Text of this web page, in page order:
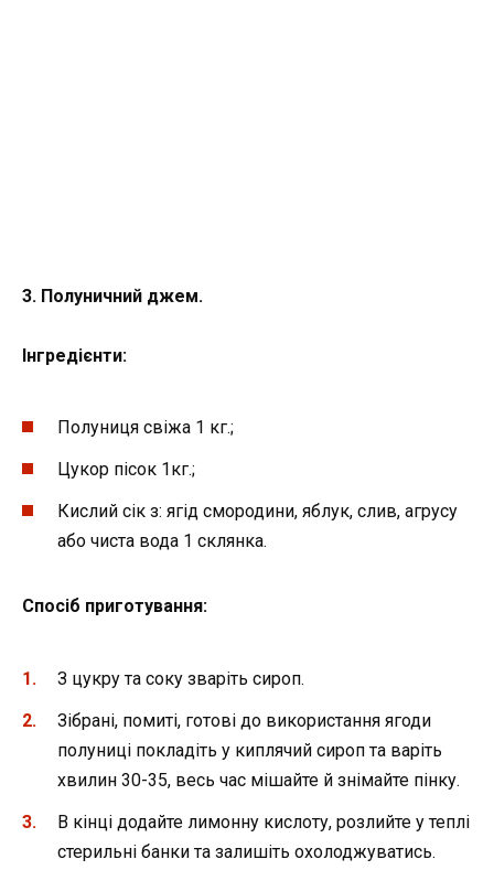
3. Полуничний джем.
Інгредієнти:
Полуниця свіжа 1 кг.;
Цукор пісок 1кг.;
Кислий сік з: ягід смородини, яблук, слив, агрусу
або чиста вода 1 склянка.
Спосіб приготування:
З цукру та соку зваріть сироп.
Зібрані, помиті, готові до використання ягоди
полуниці покладіть у киплячий сироп та варіть
хвилин 30-35, весь час мішайте й знімайте пінку.
В кінці додайте лимонну кислоту, розлийте у теплі
стерильні банки та залишіть охолоджуватись.